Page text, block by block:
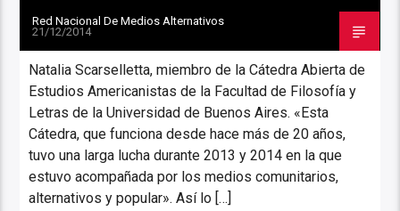
Red Nacional De Medios Alternativos
21/12/2014
Natalia Scarselletta, miembro de la Cátedra Abierta de
Estudios Americanistas de la Facultad de Filosofía y
Letras de la Universidad de Buenos Aires. «Esta
Cátedra, que funciona desde hace más de 20 años,
tuvo una larga lucha durante 2013 y 2014 en la que
estuvo acompañada por los medios comunitarios,
alternativos y popular». Así lo […]